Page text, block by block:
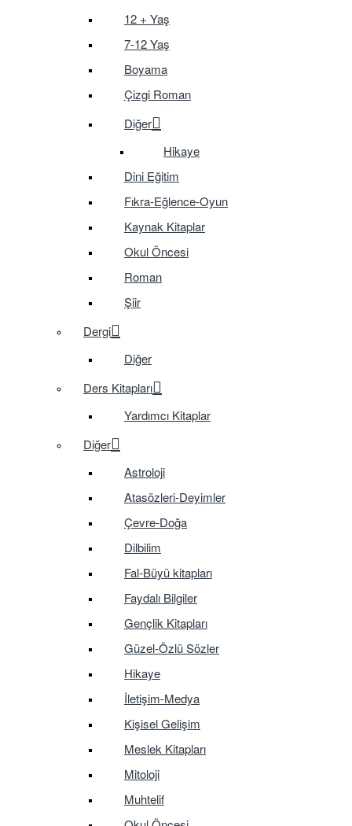
12 + Yaş
7-12 Yaş
Boyama
Çizgi Roman
Diğer
Hikaye
Dini Eğitim
Fıkra-Eğlence-Oyun
Kaynak Kitaplar
Okul Öncesi
Roman
Şiir
Dergi
Diğer
Ders Kitapları
Yardımcı Kitaplar
Diğer
Astroloji
Atasözleri-Deyimler
Çevre-Doğa
Dilbilim
Fal-Büyü kitapları
Faydalı Bilgiler
Gençlik Kitapları
Güzel-Özlü Sözler
Hikaye
İletişim-Medya
Kişisel Gelişim
Meslek Kitapları
Mitoloji
Muhtelif